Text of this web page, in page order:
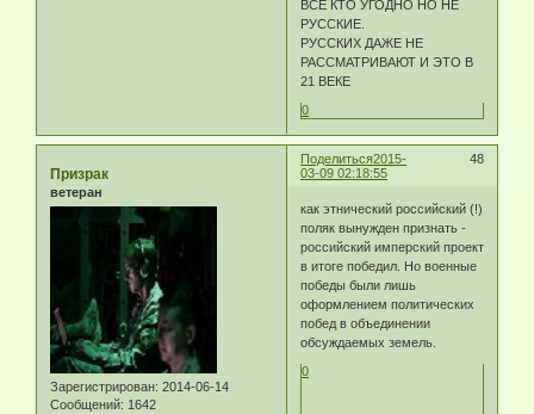
ВСЕ КТО УГОДНО НО НЕ
РУССКИЕ.
РУССКИХ ДАЖЕ НЕ
РАССМАТРИВАЮТ И ЭТО В
21 ВЕКЕ
0
Поделиться 48
2015-
03-09 02:18:55
Призрак
ветеран
Зарегистрирован: 2014-06-14
Сообщений: 1642
как этнический российский (!)
поляк вынужден признать -
российский имперский проект
в итоге победил. Но военные
победы были лишь
оформлением политических
побед в объединении
обсуждаемых земель.
0